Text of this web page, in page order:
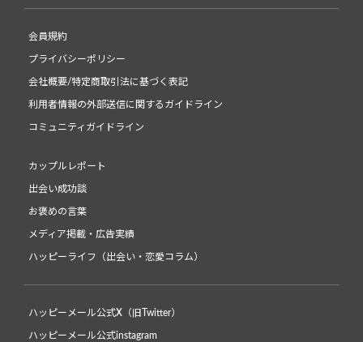
会員規約
プライバシーポリシー
会社概要/特定商取引法に基づく表記
利用者情報の外部送信に関するガイドライン
コミュニティガイドライン
カップルレポート
出会い成功談
お褒めの言葉
メディア掲載・広告実績
ハッピーライフ（出会い・恋愛コラム）
ハッピーメール公式X（旧Twitter）
ハッピーメール公式instagram